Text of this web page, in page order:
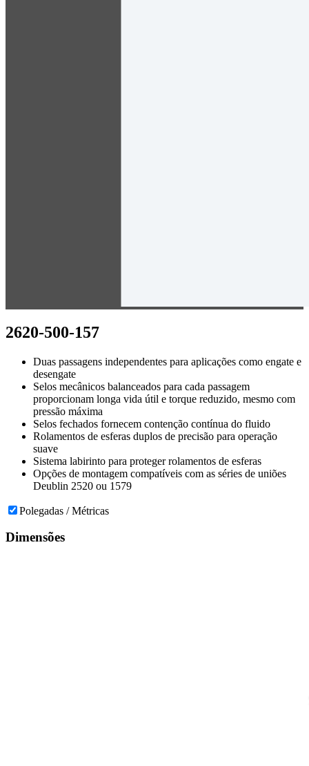
2620-500-157
Duas passagens independentes para aplicações como engate e
desengate
Selos mecânicos balanceados para cada passagem
proporcionam longa vida útil e torque reduzido, mesmo com
pressão máxima
Selos fechados fornecem contenção contínua do fluido
Rolamentos de esferas duplos de precisão para operação
suave
Sistema labirinto para proteger rolamentos de esferas
Opções de montagem compatíveis com as séries de uniões
Deublin 2520 ou 1579
Polegadas / Métricas
Dimensões